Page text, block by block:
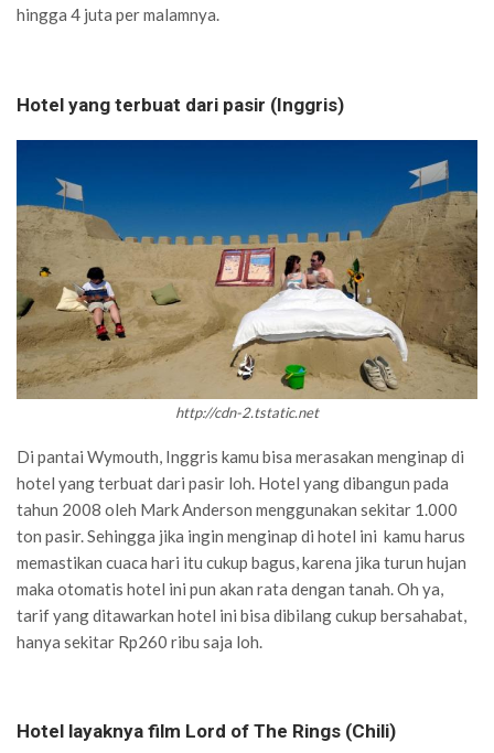
hingga 4 juta per malamnya.
Hotel yang terbuat dari pasir (Inggris)
http://cdn-2.tstatic.net
Di pantai Wymouth, Inggris kamu bisa merasakan menginap di
hotel yang terbuat dari pasir loh. Hotel yang dibangun pada
tahun 2008 oleh Mark Anderson menggunakan sekitar 1.000
ton pasir. Sehingga jika ingin menginap di hotel ini kamu harus
memastikan cuaca hari itu cukup bagus, karena jika turun hujan
maka otomatis hotel ini pun akan rata dengan tanah. Oh ya,
tarif yang ditawarkan hotel ini bisa dibilang cukup bersahabat,
hanya sekitar Rp260 ribu saja loh.
Hotel layaknya film Lord of The Rings (Chili)